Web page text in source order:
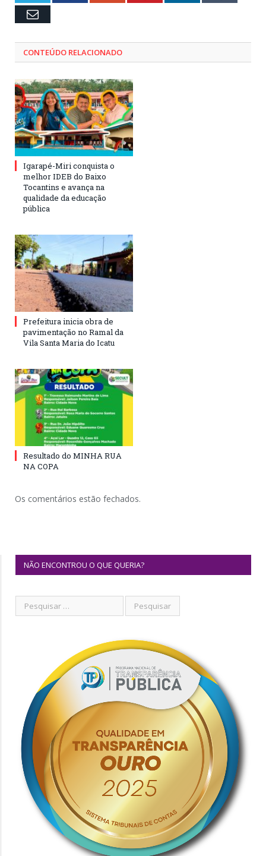
Email
CONTEÚDO RELACIONADO
Igarapé-Miri conquista o
melhor IDEB do Baixo
Tocantins e avança na
qualidade da educação
pública
Prefeitura inicia obra de
pavimentação no Ramal da
Vila Santa Maria do Icatu
Resultado do MINHA RUA
NA COPA
Os comentários estão fechados.
NÃO ENCONTROU O QUE QUERIA?